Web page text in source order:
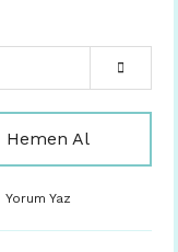
Hemen Al
Yorum Yaz